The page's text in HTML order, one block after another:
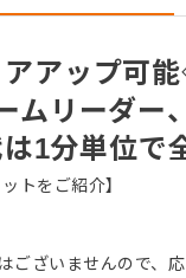
アアップ可
ムリーダー
1分単位で
トをご紹介】
ございませんので、